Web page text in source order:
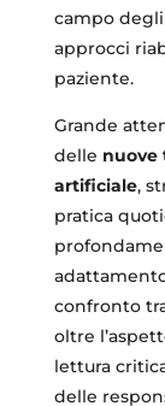
campo
approcci
paziente.
Grande
delle nuove
artificiale,
pratica
confronto
oltre
lettura
delle